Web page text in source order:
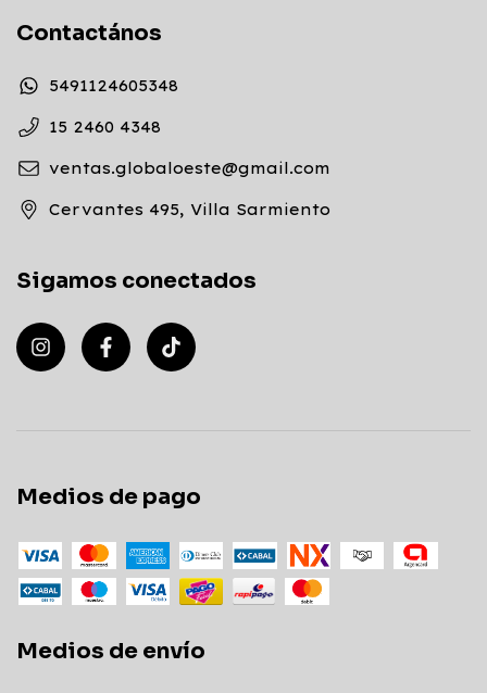
Contactános
5491124605348
15 2460 4348
ventas.globaloeste@gmail.com
Cervantes 495, Villa Sarmiento
Sigamos conectados
Medios de pago
Medios de envío